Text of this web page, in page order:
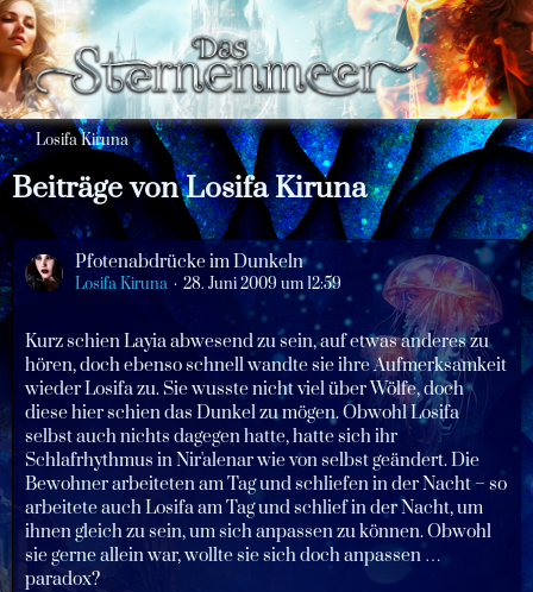
Losifa Kiruna
Beiträge von Losifa Kiruna
Pfotenabdrücke im Dunkeln
Losifa Kiruna 28. Juni 2009 um 12:59
Kurz schien Layia abwesend zu sein, auf etwas anderes zu
hören, doch ebenso schnell wandte sie ihre Aufmerksamkeit
wieder Losifa zu. Sie wusste nicht viel über Wölfe, doch
diese hier schien das Dunkel zu mögen. Obwohl Losifa
selbst auch nichts dagegen hatte, hatte sich ihr
Schlafrhythmus in Nir'alenar wie von selbst geändert. Die
Bewohner arbeiteten am Tag und schliefen in der Nacht – so
arbeitete auch Losifa am Tag und schlief in der Nacht, um
ihnen gleich zu sein, um sich anpassen zu können. Obwohl
sie gerne allein war, wollte sie sich doch anpassen …
paradox?